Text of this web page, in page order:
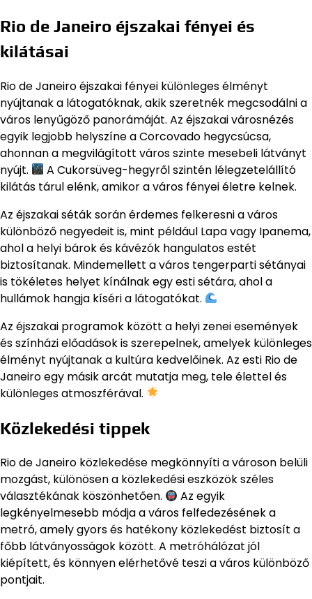
Rio de Janeiro éjszakai fényei és
kilátásai
Rio de Janeiro éjszakai fényei különleges élményt
nyújtanak a látogatóknak, akik szeretnék megcsodálni a
város lenyűgöző panorámáját. Az éjszakai városnézés
egyik legjobb helyszíne a Corcovado hegycsúcsa,
ahonnan a megvilágított város szinte mesebeli látványt
nyújt.
A Cukorsüveg-hegyről szintén lélegzetelállító
kilátás tárul elénk, amikor a város fényei életre kelnek.
Az éjszakai séták során érdemes felkeresni a város
különböző negyedeit is, mint például Lapa vagy Ipanema,
ahol a helyi bárok és kávézók hangulatos estét
biztosítanak. Mindemellett a város tengerparti sétányai
is tökéletes helyet kínálnak egy esti sétára, ahol a
hullámok hangja kíséri a látogatókat.
Az éjszakai programok között a helyi zenei események
és színházi előadások is szerepelnek, amelyek különleges
élményt nyújtanak a kultúra kedvelőinek. Az esti Rio de
Janeiro egy másik arcát mutatja meg, tele élettel és
különleges atmoszférával.
Közlekedési tippek
Rio de Janeiro közlekedése megkönnyíti a városon belüli
mozgást, különösen a közlekedési eszközök széles
választékának köszönhetően.
Az egyik
legkényelmesebb módja a város felfedezésének a
metró, amely gyors és hatékony közlekedést biztosít a
főbb látványosságok között. A metróhálózat jól
kiépített, és könnyen elérhetővé teszi a város különböző
pontjait.